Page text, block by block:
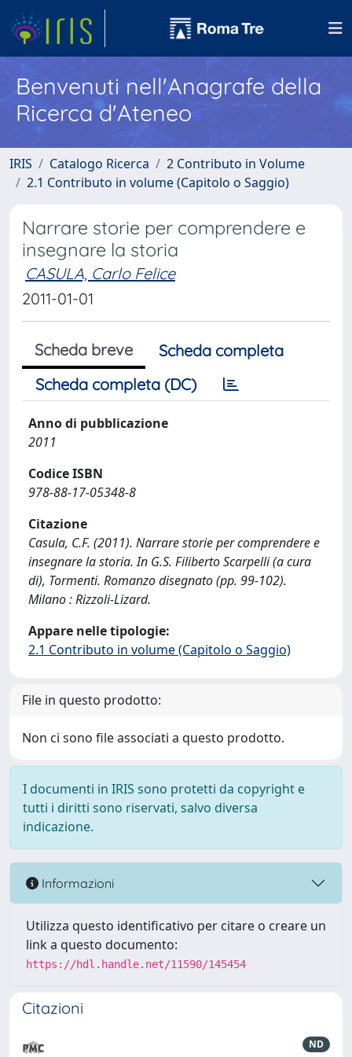
Benvenuti nell'Anagrafe della
Ricerca d'Ateneo
IRIS Catalogo Ricerca
2 Contributo in Volume
2.1 Contributo in volume (Capitolo o Saggio)
Narrare storie per comprendere e
insegnare la storia
CASULA, Carlo Felice
2011-01-01
Scheda breve
Scheda completa
Scheda completa (DC)
Anno di pubblicazione
2011
Codice ISBN
978-88-17-05348-8
Citazione
Casula, C.F. (2011). Narrare storie per comprendere e
insegnare la storia. In G.S. Filiberto Scarpelli (a cura
di), Tormenti. Romanzo disegnato (pp. 99-102).
Milano : Rizzoli-Lizard.
Appare nelle tipologie:
2.1 Contributo in volume (Capitolo o Saggio)
File in questo prodotto:
Non ci sono file associati a questo prodotto.
I documenti in IRIS sono protetti da copyright e
tutti i diritti sono riservati, salvo diversa
indicazione.
Informazioni
Utilizza questo identificativo per citare o creare un
link a questo documento:
https://hdl.handle.net/11590/145454
Citazioni
ND